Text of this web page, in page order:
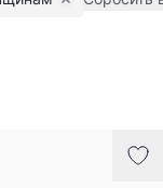
Remove filter